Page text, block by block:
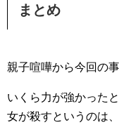
まとめ
親子喧嘩から今回の
いくら力が強かった
女が殺すというのは